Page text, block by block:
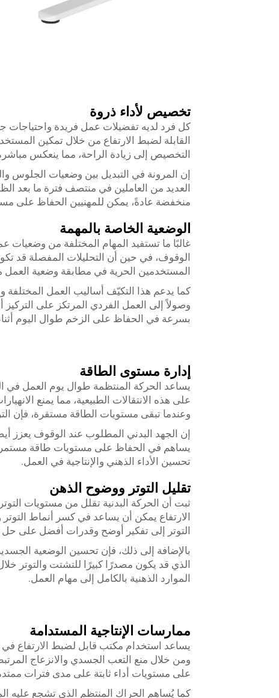
تخصيص لأداء ذروة
القابلة لضبط الارتفاع من خلال تمكين
التخصيص إلى زيادة الراحة، مما ينعكس
إن المرونة في التبديل بين وضعيات الجلوس
العديد من العاملين في منتصف فترة ما بعد
منخفضة عادةً، يمكن للمهنيين الحفاظ على
الوضعية الخاصة بالمهمة
غالبًا ما تستفيد المهام المختلفة من وضعيات
الوقوف، في حين أن التحليلات المفصلة قد
المستخدمين الحرية في مطابقة وضعية
كما يدعم هذا التكيّف أساليب العمل المختلفة
وصولاً إلى العمل الفردي المرتكز على
بسرعة في الحفاظ على الزخم طوال اليوم أثناء
إدارة مستوى الطاقة
يساعد الحركة المنتظمة طوال يوم العمل في
على هذه الانتقالات الطبيعية، مما يمنع
وعندما تبقى مستويات الطاقة مستقرة، فإن
إن الجهد البدني المطلوب عند الوقوف يعزز
يساهم في الحفاظ على مستويات طاقة
تحسين الأداء الذهني والإنتاجية في العمل.
تقليل التوتر ووضوح الذهن
ثبت أن الحركة البدنية تقلل من مستويات
الارتفاع يمكن أن يساعد في كسر أنماط التوتر
التوتر إلى تفكير أوضح وقدرات أفضل على
بالإضافة إلى ذلك، فإن تحسين الوضعية
الذي قد يكون مصدرًا كبيرًا للتشتت والتوتر
الموارد الذهنية بالكامل إلى مهام العمل.
ممارسات الإنتاجية المستدامة
يساعد استخدام مكتب قابل لضبط الارتفاع
ومن خلال منع التعب الجسدي والانزعاج
على مستويات أداء ثابتة على مدى فترات
كما يُساهم الحراك المنتظم الذي تشجع عليه